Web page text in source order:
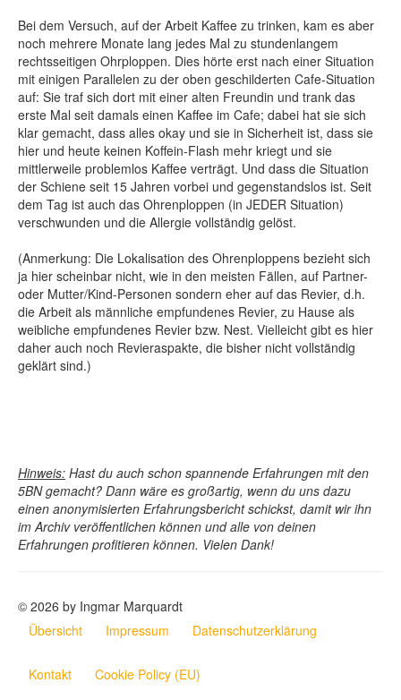
Bei dem Versuch, auf der Arbeit Kaffee zu trinken, kam es aber
noch mehrere Monate lang jedes Mal zu stundenlangem
rechtsseitigen Ohrploppen. Dies hörte erst nach einer Situation
mit einigen Parallelen zu der oben geschilderten Cafe-Situation
auf: Sie traf sich dort mit einer alten Freundin und trank das
erste Mal seit damals einen Kaffee im Cafe; dabei hat sie sich
klar gemacht, dass alles okay und sie in Sicherheit ist, dass sie
hier und heute keinen Koffein-Flash mehr kriegt und sie
mittlerweile problemlos Kaffee verträgt. Und dass die Situation
der Schiene seit 15 Jahren vorbei und gegenstandslos ist. Seit
dem Tag ist auch das Ohrenploppen (in JEDER Situation)
verschwunden und die Allergie vollständig gelöst.
(Anmerkung: Die Lokalisation des Ohrenploppens bezieht sich
ja hier scheinbar nicht, wie in den meisten Fällen, auf Partner-
oder Mutter/Kind-Personen sondern eher auf das Revier, d.h.
die Arbeit als männliche empfundenes Revier, zu Hause als
weibliche empfundenes Revier bzw. Nest. Vielleicht gibt es hier
daher auch noch Revieraspakte, die bisher nicht vollständig
geklärt sind.)
Hinweis: Hast du auch schon spannende Erfahrungen mit den
5BN gemacht? Dann wäre es großartig, wenn du uns dazu
einen anonymisierten Erfahrungsbericht schickst, damit wir ihn
im Archiv veröffentlichen können und alle von deinen
Erfahrungen profitieren können. Vielen Dank!
© 2026 by Ingmar Marquardt
Übersicht
Impressum Datenschutzerklärung
Kontakt Cookie Policy (EU)